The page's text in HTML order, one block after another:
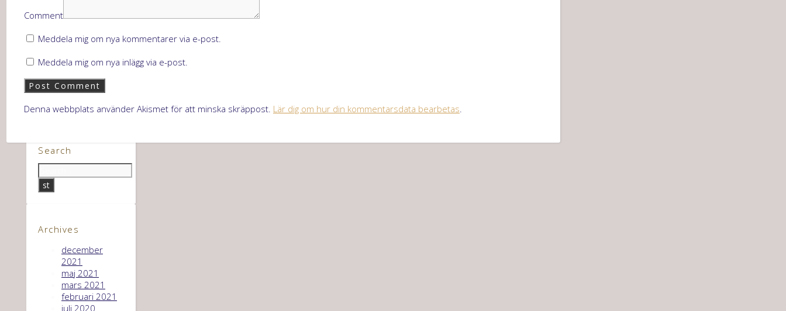
Comment
Meddela mig om nya kommentarer via e-post.
Meddela mig om nya inlägg via e-post.
Denna webbplats använder Akismet för att minska skräppost. Lär dig om hur din kommentarsdata bearbetas
Search
Archives
december
2021
maj 2021
mars 2021
februari 2021
juli 2020